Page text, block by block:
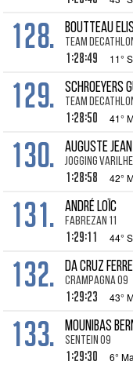
128. BOUTTEAU
Team
1:28:49 11°
129. Team
1:28:50 41°
130. AUGUSTE
Jogging
1:28:58 42°
131. ANDRÉ Loïc
Fabrezan 11
1:29:11 44°
132. DA CRUZ
Crampagna 09
1:29:23 43°
133. MOUNIBAS
Sentein 09
1:29:30 6°